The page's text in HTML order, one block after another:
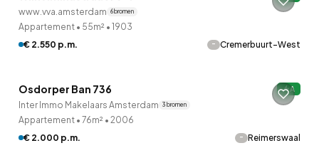
www.vva.amsterdam 6 bronnen
Appartement • 55m² • 1903
€ 2.550 p.m.
- Cremerbuurt-West
8 uur geleden ontdekt
QUICKLANE™
Osdorper Ban 736 A
Inter Immo Makelaars Amsterdam 3 bronnen
Appartement • 76m² • 2006
€ 2.000 p.m.
- Reimerswaal